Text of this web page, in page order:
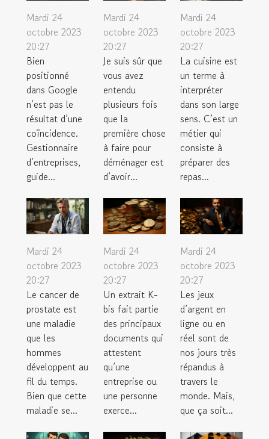
Mardi 24
octobre 2023
20:27
Bien
positionné
dans Google
n’est pas le
résultat d’une
coïncidence.
Gestionnaire
d’entreprises,
guide...
Mardi 24
octobre 2023
20:27
Je suis sûr que
vous avez
entendu
plusieurs fois
que la
première chose
à faire pour
déménager est
d’avoir...
Mardi 24
octobre 2023
20:27
La cuisine est
un terme à
interpréter
dans son large
sens. C’est un
métier qui
consiste à
préparer des
repas...
Mardi 24
octobre 2023
20:27
Le cancer de
prostate est
une maladie
que les
hommes
développent au
fil du temps.
Bien que cette
maladie se...
Mardi 24
octobre 2023
20:27
Un extrait K-
bis fait partie
des principaux
documents qui
attestent
qu’une
entreprise ou
une personne
exerce...
Mardi 24
octobre 2023
20:27
Les jeux
d’argent en
ligne ou en
réel sont de
nos jours très
répandus à
travers le
monde. Mais,
que ça soit...